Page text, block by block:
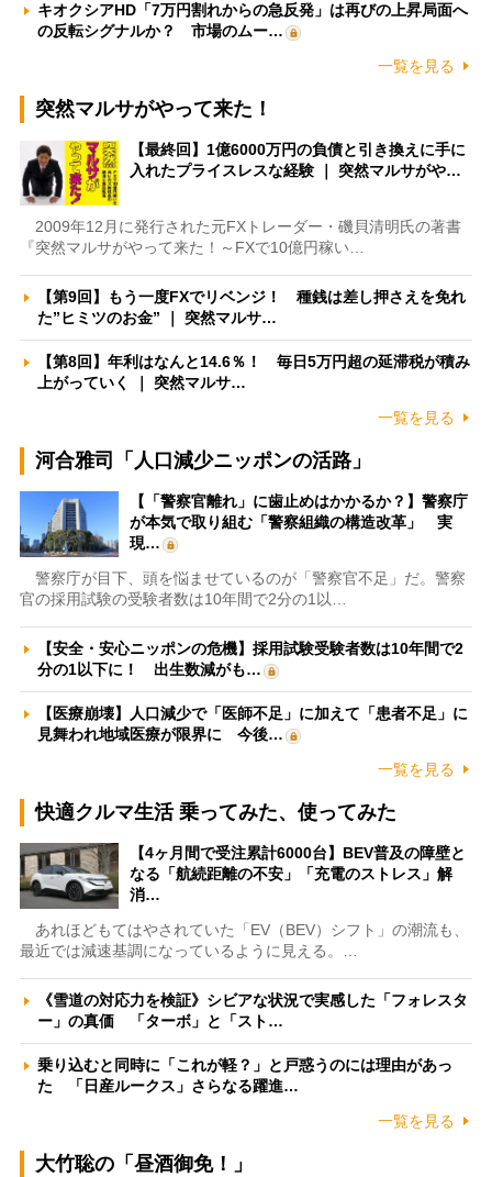
キオクシアHD「7万円割れからの急反発」は再びの上昇局面へ
の反転シグナルか？ 市場のムー…
一覧を見る
突然マルサがやって来た！
【最終回】1億6000万円の負債と引き換えに手に
入れたプライスレスな経験 ｜ 突然マルサがや…
2009年12月に発行された元FXトレーダー・磯貝清明氏の著書
『突然マルサがやって来た！～FXで10億円稼い…
【第9回】もう一度FXでリベンジ！ 種銭は差し押さえを免れ
た”ヒミツのお金” ｜ 突然マルサ…
【第8回】年利はなんと14.6％！ 毎日5万円超の延滞税が積み
上がっていく ｜ 突然マルサ…
一覧を見る
河合雅司「人口減少ニッポンの活路」
【「警察官離れ」に歯止めはかかるか？】警察庁
が本気で取り組む「警察組織の構造改革」 実
現…
警察庁が目下、頭を悩ませているのが「警察官不足」だ。警察
官の採用試験の受験者数は10年間で2分の1以…
【安全・安心ニッポンの危機】採用試験受験者数は10年間で2
分の1以下に！ 出生数減がも…
【医療崩壊】人口減少で「医師不足」に加えて「患者不足」に
見舞われ地域医療が限界に 今後…
一覧を見る
快適クルマ生活 乗ってみた、使ってみた
【4ヶ月間で受注累計6000台】BEV普及の障壁と
なる「航続距離の不安」「充電のストレス」解
消…
あれほどもてはやされていた「EV（BEV）シフト」の潮流も、
最近では減速基調になっているように見える。…
《雪道の対応力を検証》シビアな状況で実感した「フォレスタ
ー」の真価 「ターボ」と「スト…
乗り込むと同時に「これが軽？」と戸惑うのには理由があっ
た 「日産ルークス」さらなる躍進…
一覧を見る
大竹聡の「昼酒御免！」